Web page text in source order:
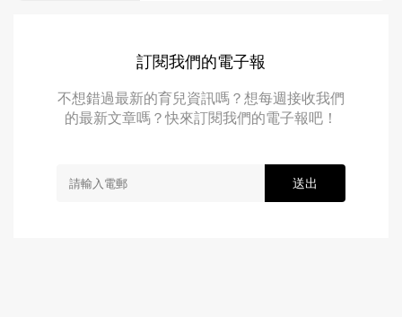
訂閱我們的電子報
不想錯過最新的育兒資訊嗎？想每週接收我們
的最新文章嗎？快來訂閱我們的電子報吧！
送出